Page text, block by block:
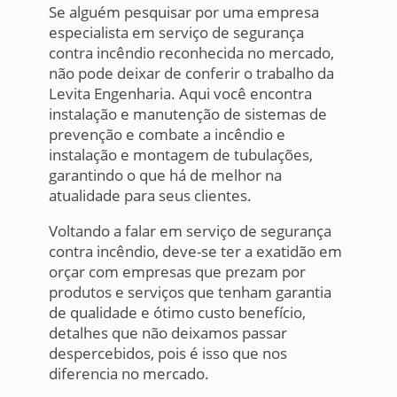
Se alguém pesquisar por uma empresa
especialista em serviço de segurança
contra incêndio reconhecida no mercado,
não pode deixar de conferir o trabalho da
Levita Engenharia. Aqui você encontra
instalação e manutenção de sistemas de
prevenção e combate a incêndio e
instalação e montagem de tubulações,
garantindo o que há de melhor na
atualidade para seus clientes.
Voltando a falar em serviço de segurança
contra incêndio, deve-se ter a exatidão em
orçar com empresas que prezam por
produtos e serviços que tenham garantia
de qualidade e ótimo custo benefício,
detalhes que não deixamos passar
despercebidos, pois é isso que nos
diferencia no mercado.